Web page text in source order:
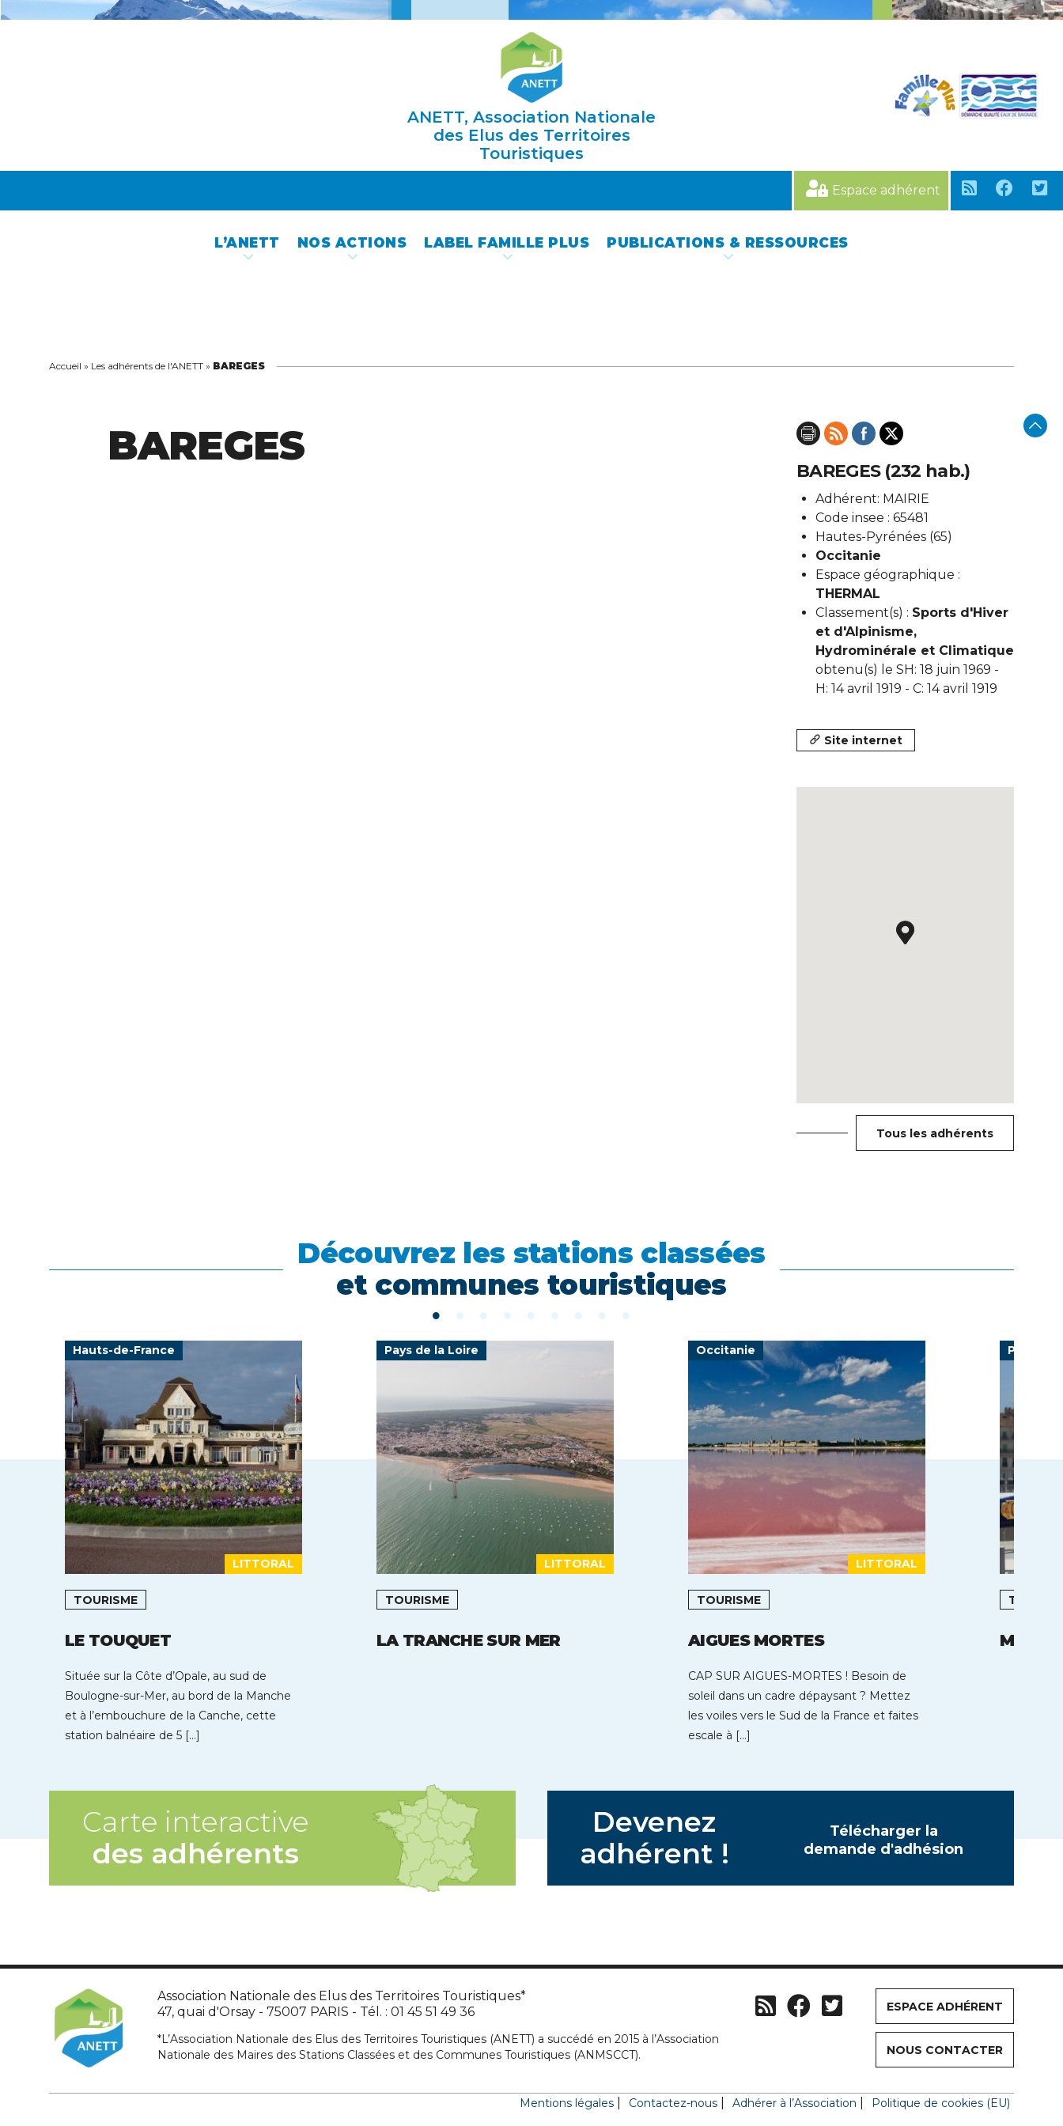
ANETT, Association Nationale
des Elus des Territoires
Touristiques
Espace adhérent
L’ANETT NOS ACTIONS LABEL FAMILLE PLUS PUBLICATIONS & RESSOURCES
Accueil » Les adhérents de l'ANETT » BAREGES
BAREGES
BAREGES (232 hab.)
Adhérent: MAIRIE
Code insee : 65481
Hautes-Pyrénées (65)
Occitanie
Espace géographique :
THERMAL
Classement(s) : Sports d'Hiver
et d'Alpinisme,
Hydrominérale et Climatique
obtenu(s) le SH: 18 juin 1969 -
H: 14 avril 1919 - C: 14 avril 1919
Site internet
Tous les adhérents
Découvrez les stations classées
et communes touristiques
Hauts-de-France
LITTORAL
TOURISME
LE TOUQUET
Située sur la Côte d’Opale, au sud de
Boulogne-sur-Mer, au bord de la Manche
et à l’embouchure de la Canche, cette
station balnéaire de 5 […]
Pays de la Loire
LITTORAL
TOURISME
LA TRANCHE SUR MER
Occitanie
LITTORAL
TOURISME
AIGUES MORTES
CAP SUR AIGUES-MORTES ! Besoin de
soleil dans un cadre dépaysant ? Mettez
les voiles vers le Sud de la France et faites
escale à […]
Carte interactive
des adhérents
Devenez
adhérent !
Télécharger la
demande d'adhésion
Association Nationale des Elus des Territoires Touristiques*
47, quai d'Orsay - 75007 PARIS - Tél. : 01 45 51 49 36
*L’Association Nationale des Elus des Territoires Touristiques (ANETT) a succédé en 2015 à l’Association
Nationale des Maires des Stations Classées et des Communes Touristiques (ANMSCCT).
ESPACE ADHÉRENT
NOUS CONTACTER
Mentions légales Contactez-nous Adhérer à l’Association Politique de cookies (EU)